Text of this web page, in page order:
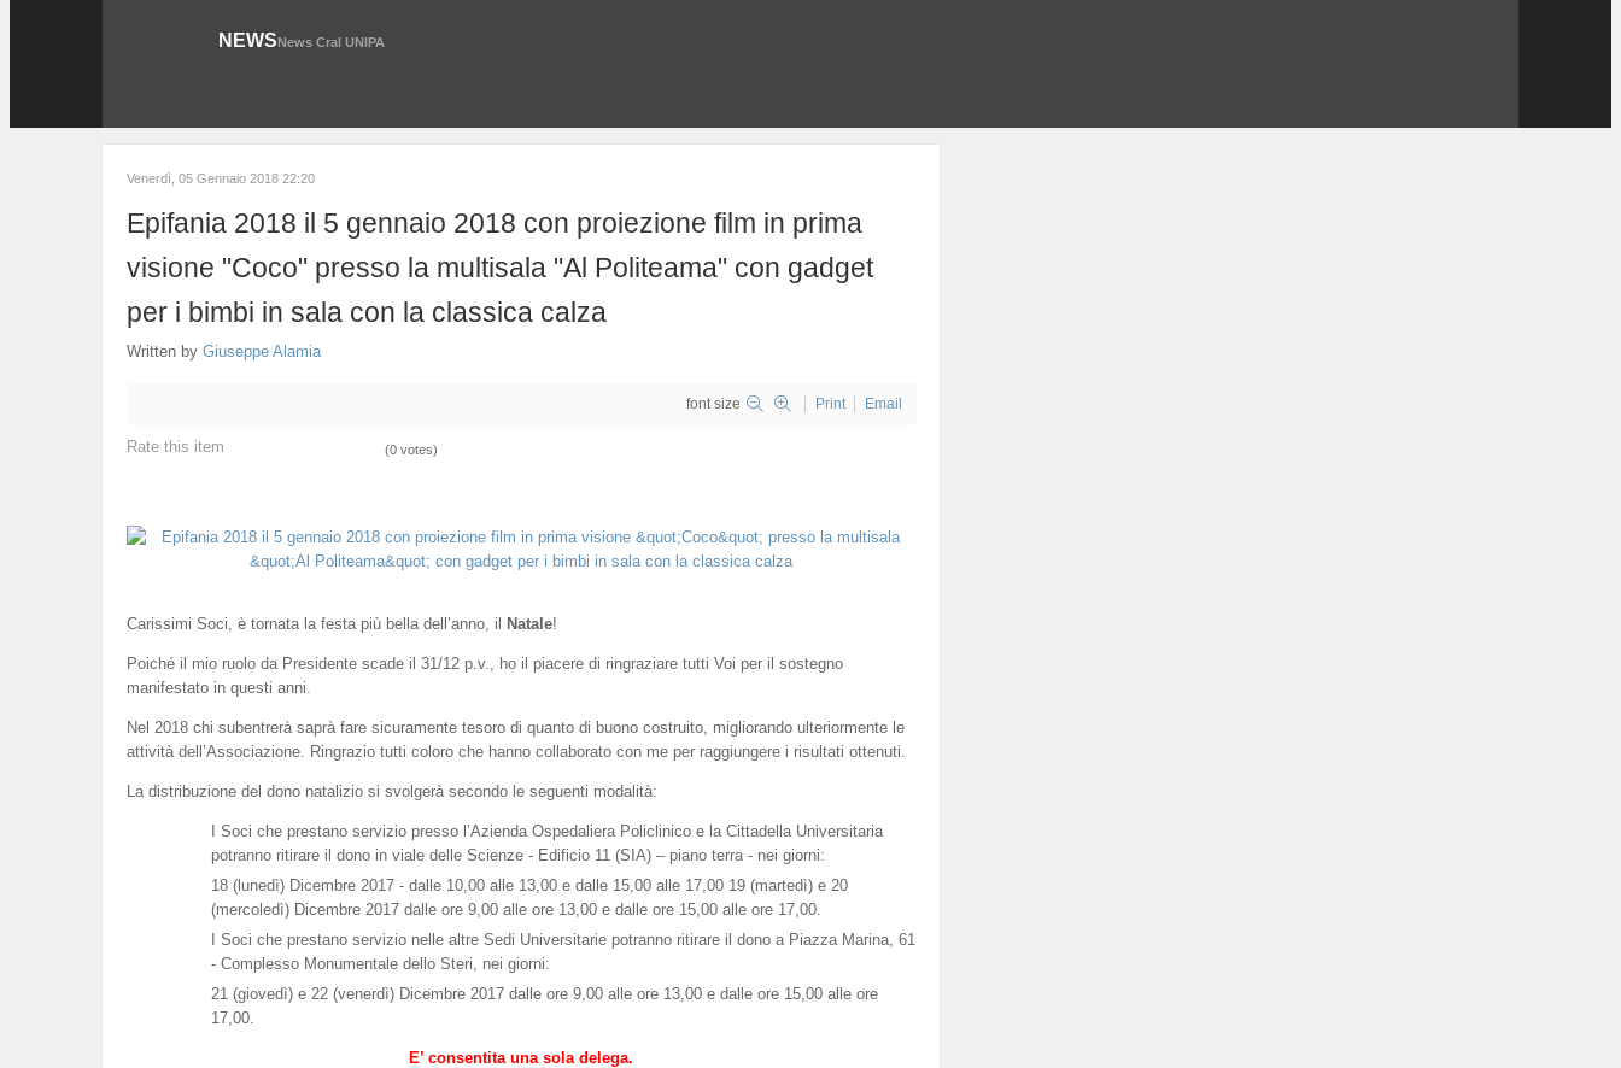
NEWSNews Cral UNIPA
Venerdì, 05 Gennaio 2018 22:20
Epifania 2018 il 5 gennaio 2018 con proiezione film in prima
visione "Coco" presso la multisala "Al Politeama" con gadget
per i bimbi in sala con la classica calza
Written by Giuseppe Alamia
font size Print Email
Rate this item (0 votes)
Carissimi Soci, è tornata la festa più bella dell’anno, il Natale!
Poiché il mio ruolo da Presidente scade il 31/12 p.v., ho il piacere di ringraziare tutti Voi per il sostegno
manifestato in questi anni.
Nel 2018 chi subentrerà saprà fare sicuramente tesoro di quanto di buono costruito, migliorando ulteriormente le
attività dell’Associazione. Ringrazio tutti coloro che hanno collaborato con me per raggiungere i risultati ottenuti.
La distribuzione del dono natalizio si svolgerà secondo le seguenti modalità:
I Soci che prestano servizio presso l’Azienda Ospedaliera Policlinico e la Cittadella Universitaria
potranno ritirare il dono in viale delle Scienze - Edificio 11 (SIA) – piano terra - nei giorni:
18 (lunedì) Dicembre 2017 - dalle 10,00 alle 13,00 e dalle 15,00 alle 17,00 19 (martedì) e 20
(mercoledì) Dicembre 2017 dalle ore 9,00 alle ore 13,00 e dalle ore 15,00 alle ore 17,00.
I Soci che prestano servizio nelle altre Sedi Universitarie potranno ritirare il dono a Piazza Marina, 61
- Complesso Monumentale dello Steri, nei giorni:
21 (giovedì) e 22 (venerdì) Dicembre 2017 dalle ore 9,00 alle ore 13,00 e dalle ore 15,00 alle ore
17,00.
E’ consentita una sola delega.